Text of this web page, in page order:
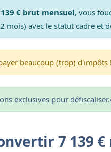
€ brut mensuel, vous
mois) avec le statut cadre et
beaucoup (trop) d'impôts !
exclusives pour défiscaliser.
7 139